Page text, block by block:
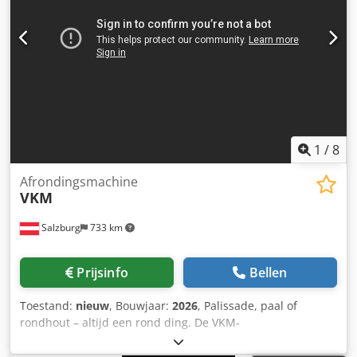
1 /8
Salzburg 733 km
Afrondingsmachine
VKM
Prijsinfo Bellen
Toestand: nieuw, Bouwjaar: 2026, Palissade, paal of
rondhout – altijd een rond ding. De VKM-
rondfreesmachine is gebaseerd op een beproefd